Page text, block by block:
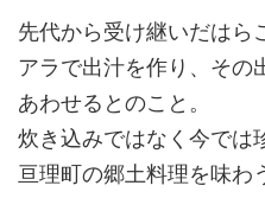
先代から受け継いだはら
アラで出汁を作り、その
あわせるとのこと。
炊き込みではなく今では
亘理町の郷土料理を味わ